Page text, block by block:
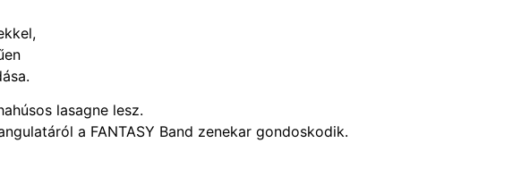
lasagne lesz.
a FANTASY Band zenekar gondoskodik.